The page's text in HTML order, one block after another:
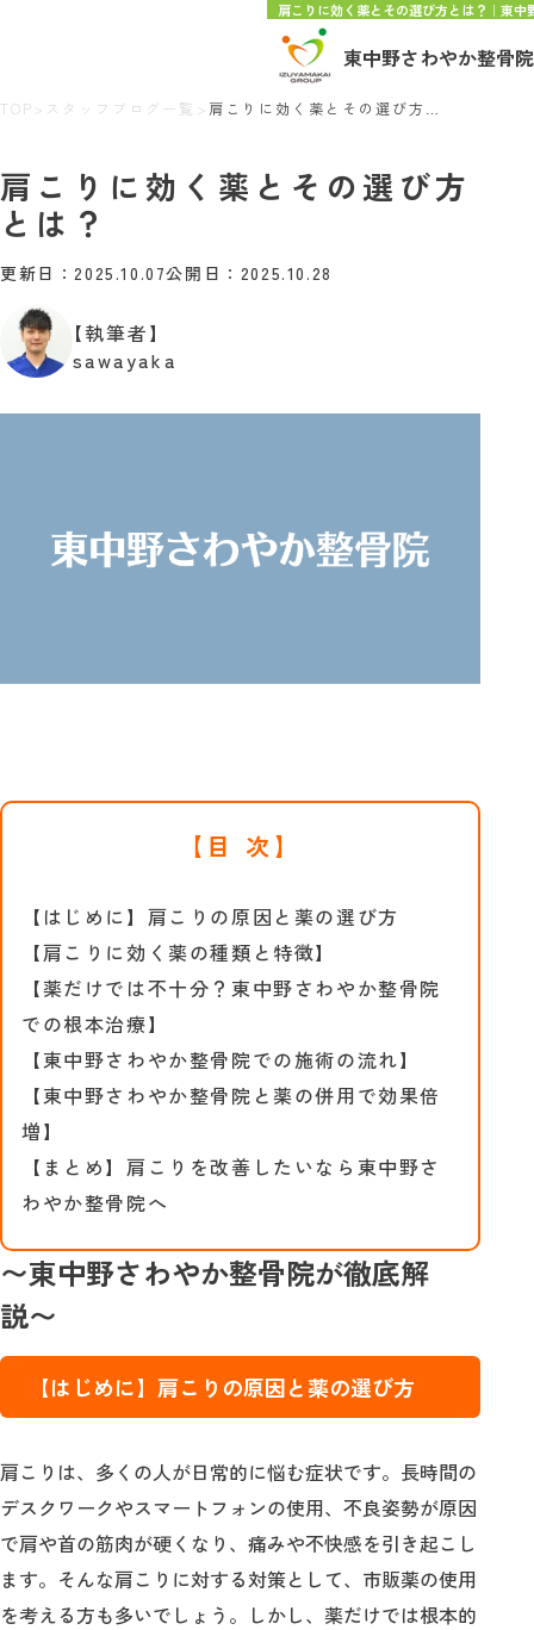
肩こりに効く薬とその選び方とは？｜東中
東中野さわやか整骨院
TOP> スタッフブログ一覧 >
肩こりに効く薬とその選び方
とは？
更新日：2025.10.07公開日：2025.10.28
【執筆者】
sawayaka
【目 次】
【はじめに】肩こりの原因と薬の選び方
【肩こりに効く薬の種類と特徴】
【薬だけでは不十分？東中野さわやか整骨院
での根本治療】
【東中野さわやか整骨院での施術の流れ】
【東中野さわやか整骨院と薬の併用で効果倍
増】
【まとめ】肩こりを改善したいなら東中野さ
わやか整骨院へ
〜東中野さわやか整骨院が徹底解
説〜
【はじめに】肩こりの原因と薬の選び方
肩こりは、多くの人が日常的に悩む症状です。長時間の
デスクワークやスマートフォンの使用、不良姿勢が原因
で肩や首の筋肉が硬くなり、痛みや不快感を引き起こし
ます。そんな肩こりに対する対策として、市販薬の使用
を考える方も多いでしょう。しかし、薬だけでは根本的